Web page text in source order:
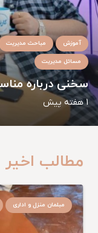
آموزش مباحث مدیریت
مسائل مدیریت
سخنی درباره
1 هفته پیش
مطالب اخیر
مبلمان منزل و اداری